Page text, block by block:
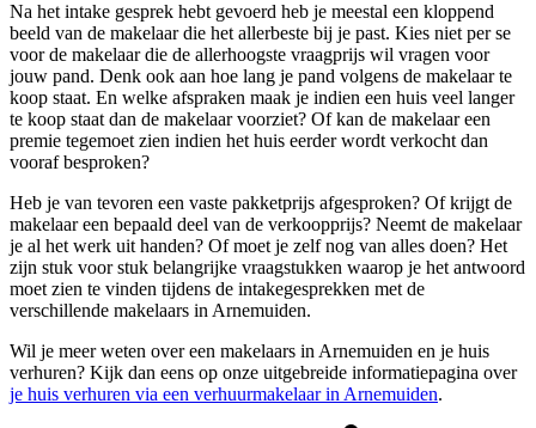
Na het intake gesprek hebt gevoerd heb je meestal een kloppend
beeld van de makelaar die het allerbeste bij je past. Kies niet per se
voor de makelaar die de allerhoogste vraagprijs wil vragen voor
jouw pand. Denk ook aan hoe lang je pand volgens de makelaar te
koop staat. En welke afspraken maak je indien een huis veel langer
te koop staat dan de makelaar voorziet? Of kan de makelaar een
premie tegemoet zien indien het huis eerder wordt verkocht dan
vooraf besproken?
Heb je van tevoren een vaste pakketprijs afgesproken? Of krijgt de
makelaar een bepaald deel van de verkoopprijs? Neemt de makelaar
je al het werk uit handen? Of moet je zelf nog van alles doen? Het
zijn stuk voor stuk belangrijke vraagstukken waarop je het antwoord
moet zien te vinden tijdens de intakegesprekken met de
verschillende makelaars in Arnemuiden.
Wil je meer weten over een makelaars in Arnemuiden en je huis
verhuren? Kijk dan eens op onze uitgebreide informatiepagina over
je huis verhuren via een verhuurmakelaar in Arnemuiden.